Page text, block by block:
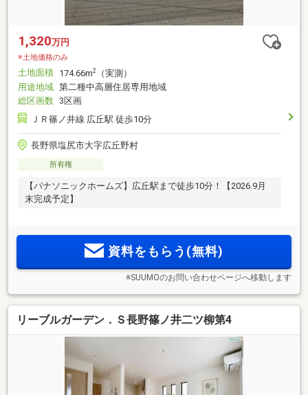
1,320万円
※土地価格のみ
土地面積 174.66m2
（実測）
用途地域 第二種中高層住居専用地域
総区画数 3区画
ＪＲ篠ノ井線 広丘駅 徒歩10分
長野県塩尻市大字広丘野村
所有権
【パナソニックホームズ】広丘駅まで徒歩10分！【2026.9月
末完成予定】
資料をもらう(無料)
※SUUMOのお問い合わせページへ移動します
リーブルガーデン．Ｓ長野篠ノ井二ツ柳第4